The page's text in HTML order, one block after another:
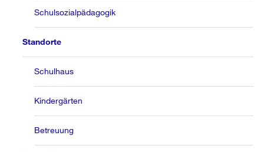
Schulsozialpädagogik
Standorte
Schulhaus
Kindergärten
Betreuung